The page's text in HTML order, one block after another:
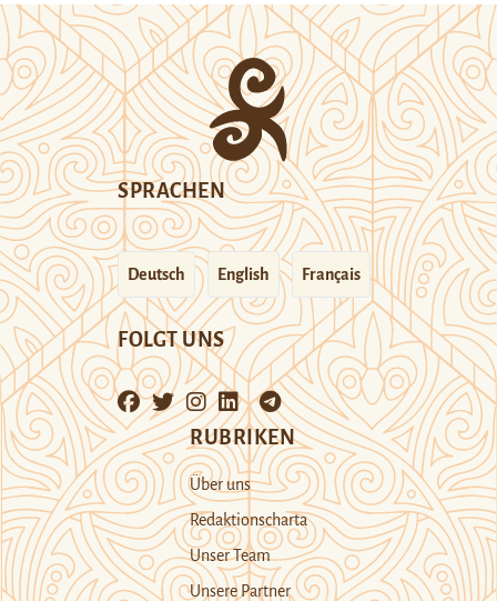
SPRACHEN
Deutsch English Français
FOLGT UNS
RUBRIKEN
Über uns
Redaktionscharta
Unser Team
Unsere Partner